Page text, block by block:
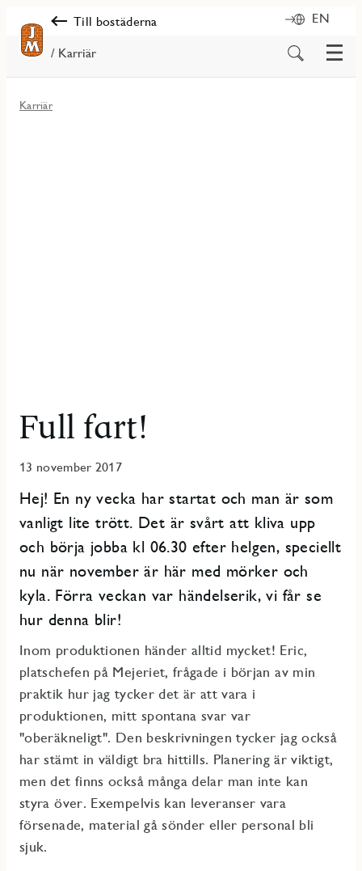
Till bostäderna EN
/ Karriär
Sök
innehåll
Meny
Karriär
Full fart!
13 november 2017
Hej! En ny vecka har startat och man är som
vanligt lite trött. Det är svårt att kliva upp
och börja jobba kl 06.30 efter helgen, speciellt
nu när november är här med mörker och
kyla. Förra veckan var händelserik, vi får se
hur denna blir!
Inom produktionen händer alltid mycket! Eric,
platschefen på Mejeriet, frågade i början av min
praktik hur jag tycker det är att vara i
produktionen, mitt spontana svar var
"oberäkneligt". Den beskrivningen tycker jag också
har stämt in väldigt bra hittills. Planering är viktigt,
men det finns också många delar man inte kan
styra över. Exempelvis kan leveranser vara
försenade, material gå sönder eller personal bli
sjuk.